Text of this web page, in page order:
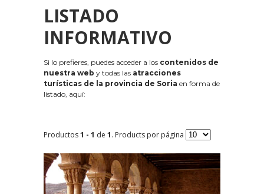
LISTADO
INFORMATIVO
Si lo prefieres, puedes acceder a los contenidos de
nuestra web y todas las atracciones
turísticas de la provincia de Soria en forma de
listado, aquí:
Productos1 - 1 de 1. Products por página